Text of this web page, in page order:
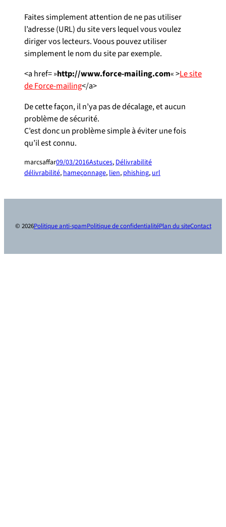
Faites simplement attention de ne pas utiliser
l’adresse (URL) du site vers lequel vous voulez
diriger vos lecteurs. Voous pouvez utiliser
simplement le nom du site par exemple.
<a href= »http://www.force-mailing.com« >Le site
de Force-mailing</a>
De cette façon, il n’ya pas de décalage, et aucun
problème de sécurité.
C’est donc un problème simple à éviter une fois
qu’il est connu.
marcsaffar09/03/2016Astuces, Délivrabilité
délivrabilité, hameçonnage, lien, phishing, url
© 2026Politique anti-spamPolitique de confidentialitéPlan du siteContact